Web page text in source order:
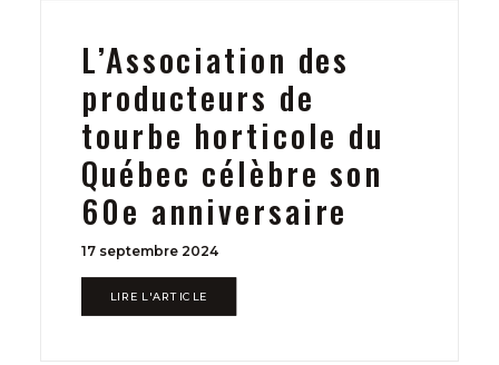
L’Association des
producteurs de
tourbe horticole du
Québec célèbre son
60e anniversaire
17 septembre 2024
LIRE L'ARTICLE